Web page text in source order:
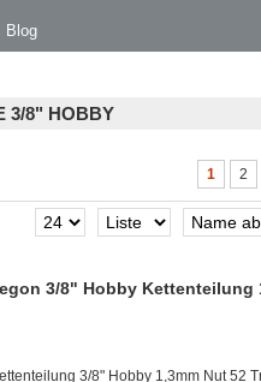
Blog
3/8" HOBBY
1 2
3/8" Hobby Kettenteilung
3/8" Hobby 1,3mm Nut 52